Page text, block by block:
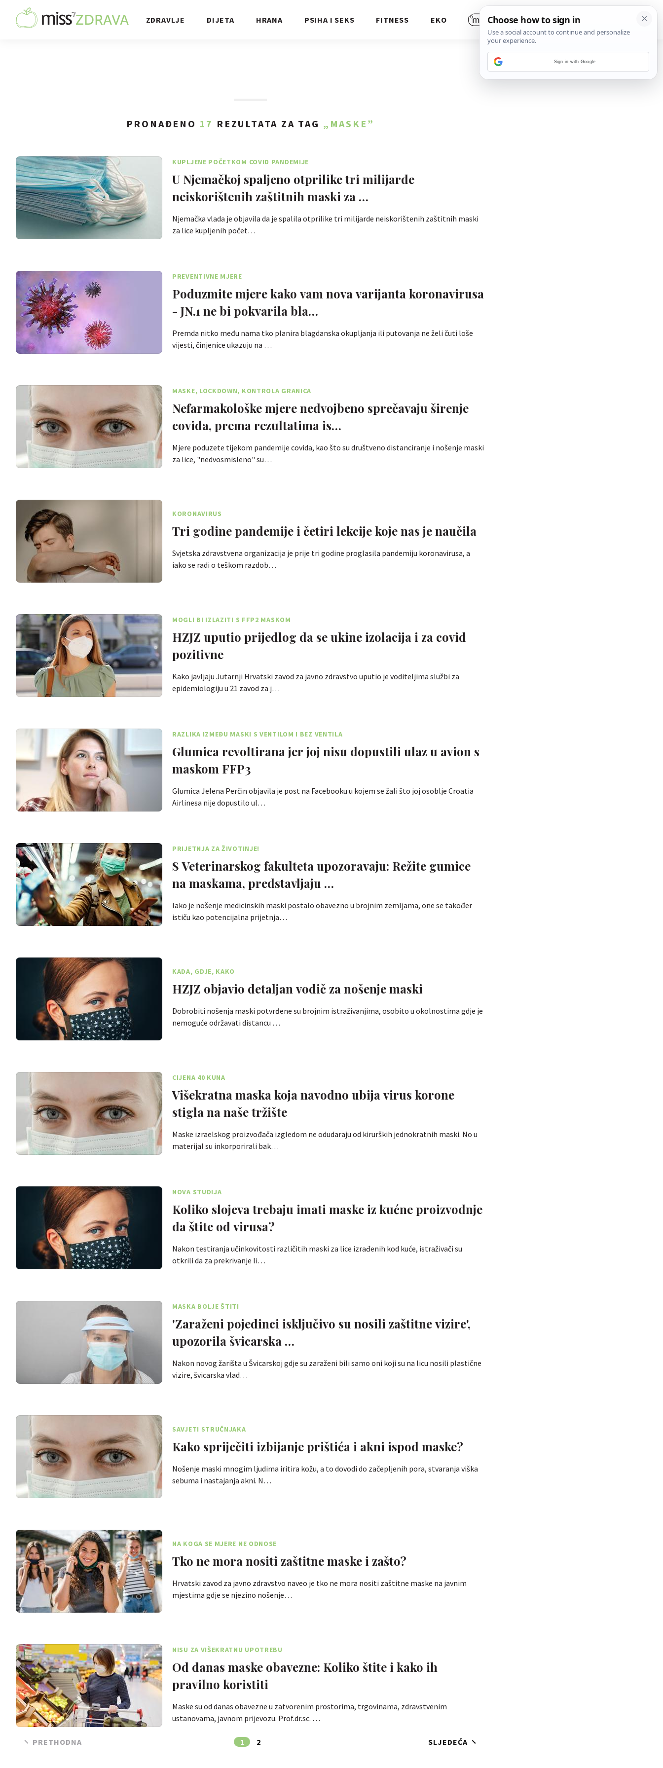
ZDRAVLJE DIJETA HRANA PSIHA I SEKS FITNESS EKO
PRONAĐENO 17 REZULTATA ZA TAG „MASKE”
KUPLJENE POČETKOM COVID PANDEMIJE
U Njemačkoj spaljeno otprilike tri milijarde
neiskorištenih zaštitnih maski za …
Njemačka vlada je objavila da je spalila otprilike tri milijarde neiskorištenih zaštitnih maski
za lice kupljenih počet…
PREVENTIVNE MJERE
Poduzmite mjere kako vam nova varijanta koronavirusa
- JN.1 ne bi pokvarila bla…
Premda nitko među nama tko planira blagdanska okupljanja ili putovanja ne želi čuti loše
vijesti, činjenice ukazuju na …
MASKE, LOCKDOWN, KONTROLA GRANICA
Nefarmakološke mjere nedvojbeno sprečavaju širenje
covida, prema rezultatima is…
Mjere poduzete tijekom pandemije covida, kao što su društveno distanciranje i nošenje maski
za lice, "nedvosmisleno" su…
KORONAVIRUS
Tri godine pandemije i četiri lekcije koje nas je naučila
Svjetska zdravstvena organizacija je prije tri godine proglasila pandemiju koronavirusa, a
iako se radi o teškom razdob…
MOGLI BI IZLAZITI S FFP2 MASKOM
HZJZ uputio prijedlog da se ukine izolacija i za covid
pozitivne
Kako javljaju Jutarnji Hrvatski zavod za javno zdravstvo uputio je voditeljima službi za
epidemiologiju u 21 zavod za j…
RAZLIKA IZMEĐU MASKI S VENTILOM I BEZ VENTILA
Glumica revoltirana jer joj nisu dopustili ulaz u avion s
maskom FFP3
Glumica Jelena Perčin objavila je post na Facebooku u kojem se žali što joj osoblje Croatia
Airlinesa nije dopustilo ul…
PRIJETNJA ZA ŽIVOTINJE!
S Veterinarskog fakulteta upozoravaju: Režite gumice
na maskama, predstavljaju …
Iako je nošenje medicinskih maski postalo obavezno u brojnim zemljama, one se također
ističu kao potencijalna prijetnja…
KADA, GDJE, KAKO
HZJZ objavio detaljan vodič za nošenje maski
Dobrobiti nošenja maski potvrđene su brojnim istraživanjima, osobito u okolnostima gdje je
nemoguće održavati distancu …
CIJENA 40 KUNA
Višekratna maska koja navodno ubija virus korone
stigla na naše tržište
Maske izraelskog proizvođača izgledom ne odudaraju od kirurških jednokratnih maski. No u
materijal su inkorporirali bak…
NOVA STUDIJA
Koliko slojeva trebaju imati maske iz kućne proizvodnje
da štite od virusa?
Nakon testiranja učinkovitosti različitih maski za lice izrađenih kod kuće, istraživači su
otkrili da za prekrivanje li…
MASKA BOLJE ŠTITI
'Zaraženi pojedinci isključivo su nosili zaštitne vizire',
upozorila švicarska …
Nakon novog žarišta u Švicarskoj gdje su zaraženi bili samo oni koji su na licu nosili plastične
vizire, švicarska vlad…
SAVJETI STRUČNJAKA
Kako spriječiti izbijanje prištića i akni ispod maske?
Nošenje maski mnogim ljudima iritira kožu, a to dovodi do začepljenih pora, stvaranja viška
sebuma i nastajanja akni. N…
NA KOGA SE MJERE NE ODNOSE
Tko ne mora nositi zaštitne maske i zašto?
Hrvatski zavod za javno zdravstvo naveo je tko ne mora nositi zaštitne maske na javnim
mjestima gdje se njezino nošenje…
NISU ZA VIŠEKRATNU UPOTREBU
Od danas maske obavezne: Koliko štite i kako ih
pravilno koristiti
Maske su od danas obavezne u zatvorenim prostorima, trgovinama, zdravstvenim
ustanovama, javnom prijevozu. Prof.dr.sc. …
PRETHODNA 1 2 SLJEDEĆA
Sign in with Google